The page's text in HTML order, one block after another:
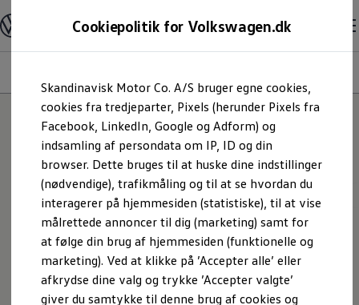
Cookiepolitik for Volkswagen.dk
Skandinavisk Motor Co. A/S bruger egne cookies,
cookies fra tredjeparter, Pixels (herunder Pixels fra
Facebook, LinkedIn, Google og Adform) og
indsamling af persondata om IP, ID og din
browser. Dette bruges til at huske dine indstillinger
(nødvendige), trafikmåling og til at se hvordan du
interagerer på hjemmesiden (statistiske), til at vise
målrettede annoncer til dig (marketing) samt for
at følge din brug af hjemmesiden (funktionelle og
marketing). Ved at klikke på ’Accepter alle’ eller
afkrydse dine valg og trykke ’Accepter valgte’
giver du samtykke til denne brug af cookies og
hovedindhold
footer
Modeller og konfigurator
Byg din Volkswagen
Alle modeller
Kend din Volkswagen
Erhvervsbiler
Værktøjskassen
ConnectedFleet
Service
California on Tour app
Elektriske biler
Elbiler
ID. Polo
ID. Cross
ID.3 Neo
ID.4
ID.5
ID.7
ID.7 Tourer
27modeller
SUV Variant Elektrisk
Ny model Elektrisk